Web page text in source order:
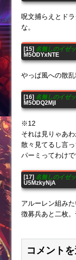
呪文捕らえとド
な。
[15] 名無しのイゼ
M5ODYxNTE
やっぱ風への散
[16] 名無しのイゼ
M5ODQ2MjI
※12
それは見りゃあ
散々見てるし言
パーミってわけ
[17] 名無しのイゼ
U5MzkyNjA
アルーレン組み
徴募兵あと二枚
コメント